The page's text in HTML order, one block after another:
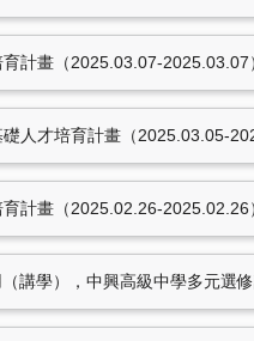
際學術研討會。武
王政文（2019.03）
TWN, 台灣。
王政文（2018.12）
秩序」國際學術研
王政文（2018.10）
隊的歷史反思。「
台灣。
計畫（2025.03.07-2025.03.07
人才培育計畫（2025.03.05-
計畫（2025.02.26-2025.02.26
講學），中興高級中學多元選